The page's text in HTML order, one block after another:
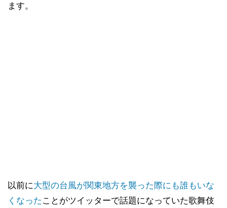
ます。
以前に大型の台風が関東地方を襲った際にも誰もいな
くなった ことがツイッターで話題になっていた歌舞伎